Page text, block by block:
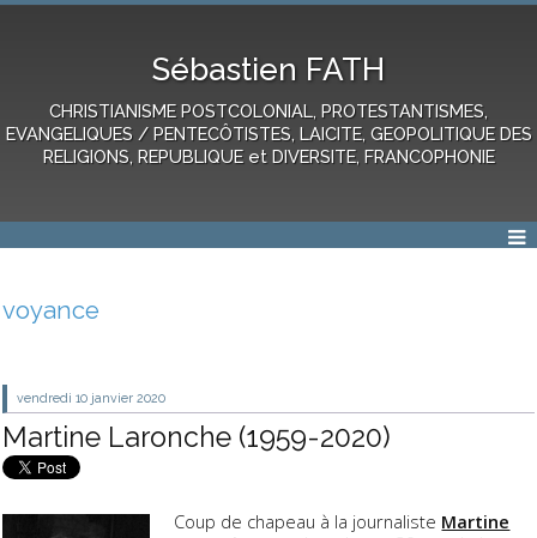
Sébastien FATH
CHRISTIANISME POSTCOLONIAL, PROTESTANTISMES,
EVANGELIQUES / PENTECÔTISTES, LAICITE, GEOPOLITIQUE DES
RELIGIONS, REPUBLIQUE et DIVERSITE, FRANCOPHONIE
voyance
vendredi 10 janvier 2020
Martine Laronche (1959-2020)
Coup de chapeau à la journaliste Martine